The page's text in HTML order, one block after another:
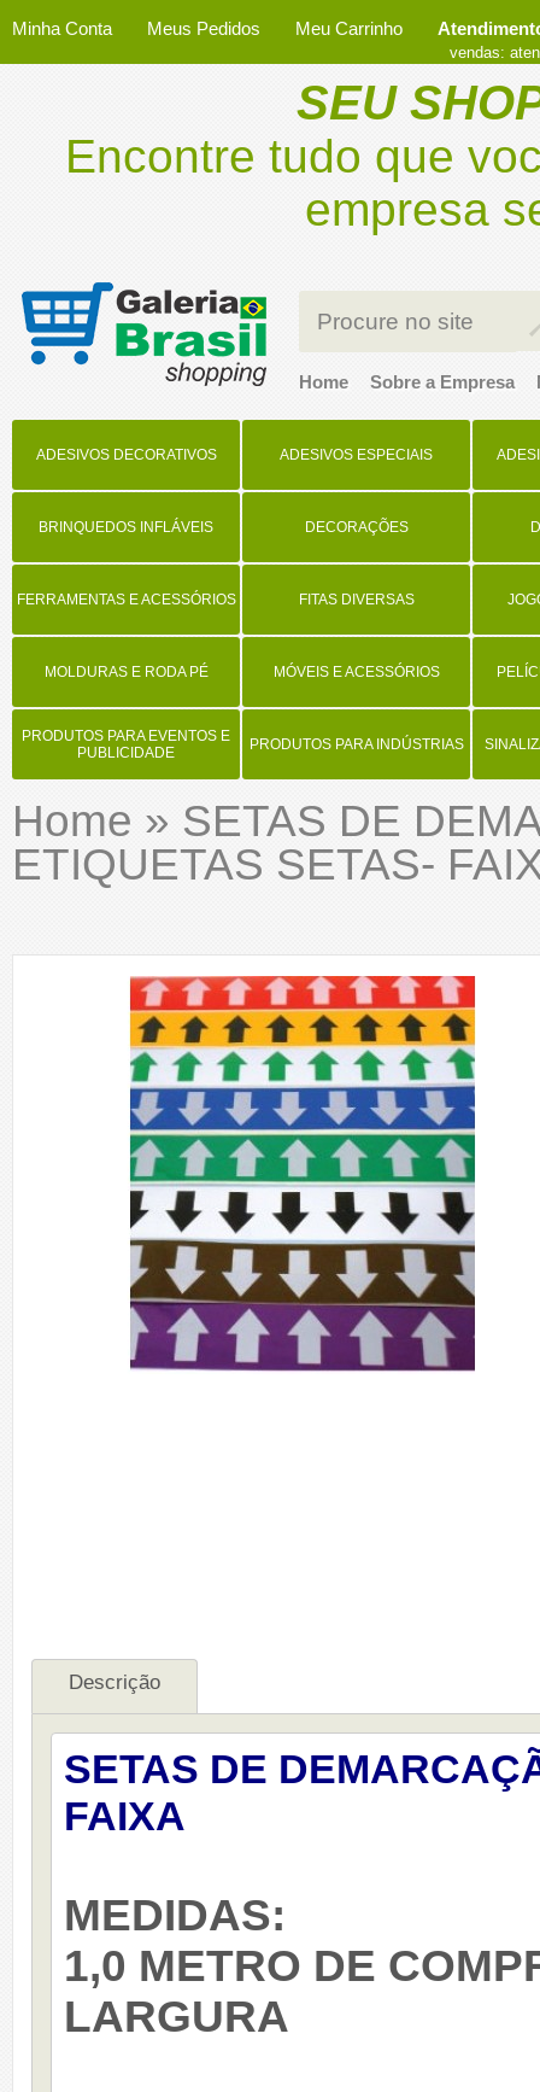
Minha Conta Meus Pedidos Meu Carrinho
vendas:
SEU
Encontre tudo que
empresa
Home Sobre a Empresa
ADESIVOS DECORATIVOS ADESIVOS ESPECIAIS
BRINQUEDOS INFLÁVEIS DECORAÇÕES
FERRAMENTAS E ACESSÓRIOS FITAS DIVERSAS
MOLDURAS E RODA PÉ MÓVEIS E ACESSÓRIOS
PRODUTOS PARA EVENTOS E
PUBLICIDADE
PRODUTOS PARA INDÚSTRIAS
Home » SETAS DE
ETIQUETAS SETAS-
Descrição
SETAS DE
FAIXA
MEDIDAS:
1,0 METRO DE
LARGURA